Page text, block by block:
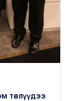
төслүүдээ